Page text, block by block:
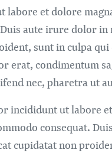
et dolore
aute irure dolor
sunt in culpa
erat, condimentum
nec, pharetra ut
incididunt ut labore
consequat.
cupidatat non